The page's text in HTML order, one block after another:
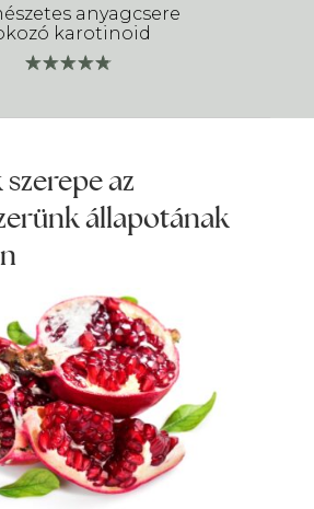
anyagcsere
karotinoid
az
állapotának